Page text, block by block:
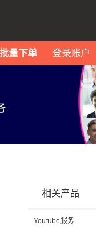
批量下单 登录账户
相关产品
Youtube服务